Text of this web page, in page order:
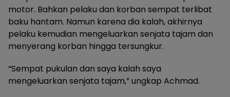
motor. Bahkan pelaku dan korban sempat terlibat
baku hantam. Namun karena dia kalah, akhirnya
pelaku kemudian mengeluarkan senjata tajam dan
menyerang korban hingga tersungkur.
“Sempat pukulan dan saya kalah saya
mengeluarkan senjata tajam,” ungkap Achmad.